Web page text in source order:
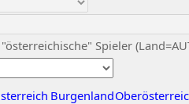
Spieler
Burgenland